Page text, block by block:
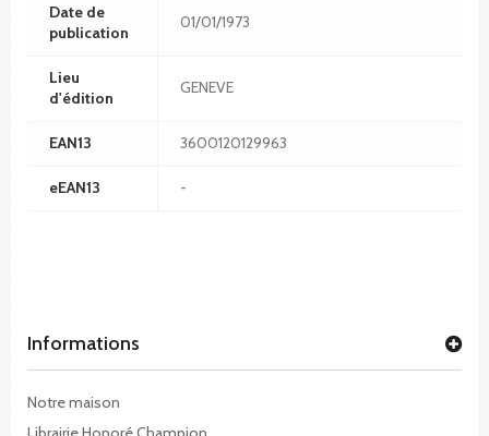
Date de
publication
01/01/1973
Lieu
d'édition
GENEVE
EAN13 3600120129963
eEAN13 -
Informations
Notre maison